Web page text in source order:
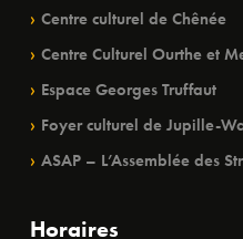
Centre culturel de Chênée
Centre Culturel Ourthe et
Espace Georges Truffaut
Foyer culturel de Jupille-
ASAP – L’Assemblée des
Horaires